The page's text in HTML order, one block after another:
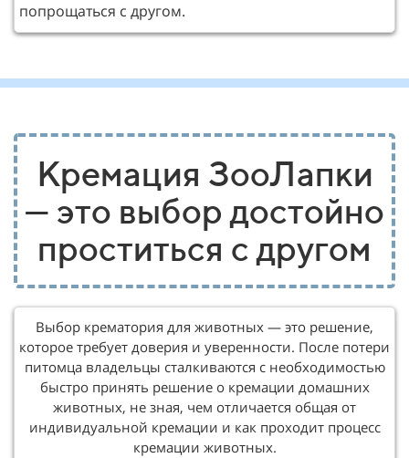
попрощаться с другом.
Кремация ЗооЛапки
— это выбор достойно
проститься с другом
Выбор крематория для животных — это решение,
которое требует доверия и уверенности. После потери
питомца владельцы сталкиваются с необходимостью
быстро принять решение о кремации домашних
животных, не зная, чем отличается общая от
индивидуальной кремации и как проходит процесс
кремации животных.